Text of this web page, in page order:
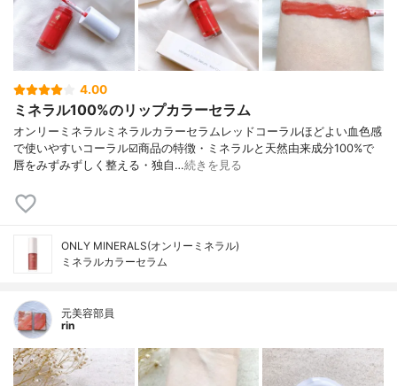
4.00
ミネラル100%のリップカラーセラム
オンリーミネラルミネラルカラーセラムレッドコーラルほどよい血色感
で使いやすいコーラル☑️商品の特徴・ミネラルと天然由来成分100%で
唇をみずみずしく整える・独自…続きを見る
ONLY MINERALS(オンリーミネラル)
ミネラルカラーセラム
元美容部員
rin